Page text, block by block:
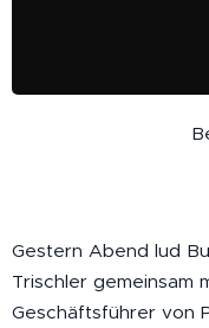
Gestern Abend lud
Trischler gemeinsam
Geschäftsführer von